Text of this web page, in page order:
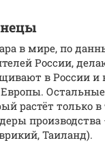
в мире, по
России,
в России и
Остальные
растёт только
Таиланд).